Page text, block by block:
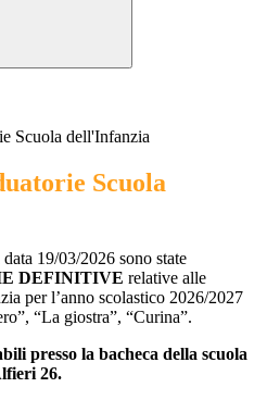
Scuola dell'Infanzia
Scuola
19/03/2026 sono state
DEFINITIVE relative alle
per l’anno scolastico 2026/2027
“La giostra”, “Curina”.
presso la bacheca della scuola
26.